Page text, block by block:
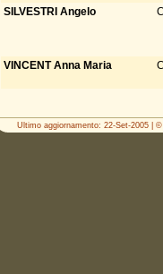
SILVESTRI Angelo
VINCENT Anna Maria
Ultimo aggiornamento: 22-Set-2005 |